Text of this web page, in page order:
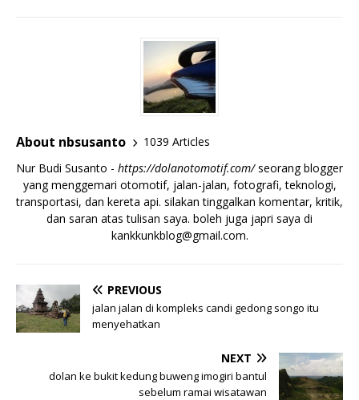
About nbsusanto
1039 Articles
Nur Budi Susanto - https://dolanotomotif.com/seorang blogger
yang menggemari otomotif, jalan-jalan, fotografi, teknologi,
transportasi, dan kereta api. silakan tinggalkan komentar, kritik,
dan saran atas tulisan saya. boleh juga japri saya di
kankkunkblog@gmail.com.
PREVIOUS
jalan jalan di kompleks candi gedong songo itu
menyehatkan
NEXT
dolan ke bukit kedung buweng imogiri bantul
sebelum ramai wisatawan